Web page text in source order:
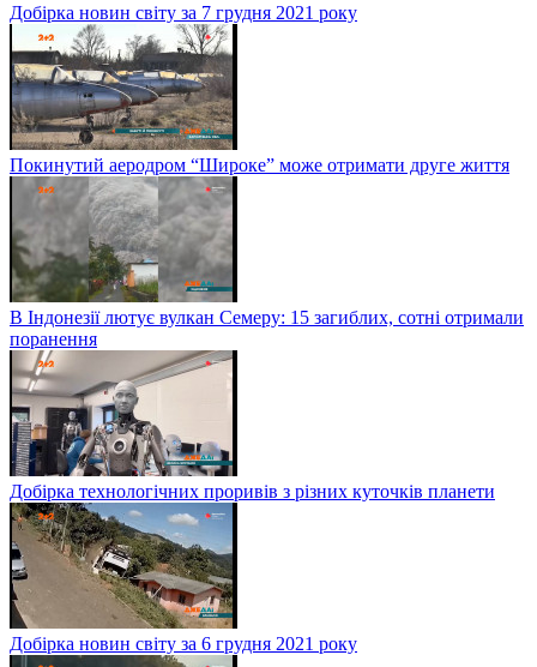
Добірка новин світу за 7 грудня 2021 року
Покинутий аеродром “Широке” може отримати друге життя
В Індонезії лютує вулкан Семеру: 15 загиблих, сотні отримали
поранення
Добірка технологічних проривів з різних куточків планети
Добірка новин світу за 6 грудня 2021 року